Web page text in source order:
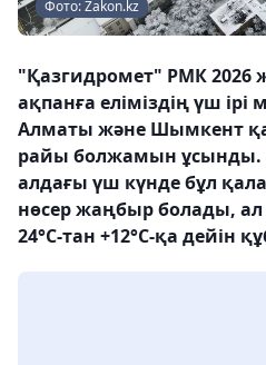
Фото: Zakon.kz
"Қазгидромет" РМК 2026
ақпанға еліміздің үш ірі
Алматы және Шымкент
райы болжамын ұсынды.
алдағы үш күнде бұл
нөсер жаңбыр болады, ал
24°С-тан +12°С-қа дейін